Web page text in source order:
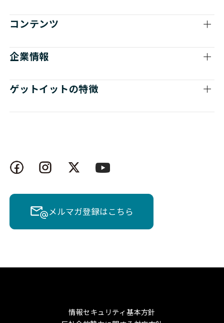
コンテンツ
企業情報
ゲットイットの特徴
メルマガ登録はこちら
情報セキュリティ基本方針